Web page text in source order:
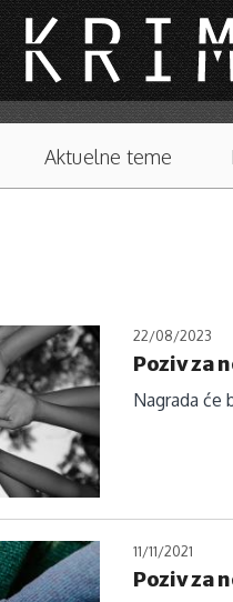
Aktuelne teme
22/08/2023
Poziv za
Nagrada će
11/11/2021
Poziv za